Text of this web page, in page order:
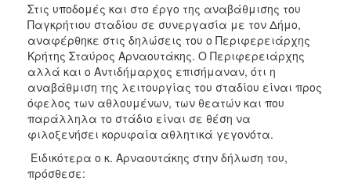
Στις υποδομές και στο έργο της αναβάθμισης του
Παγκρήτιου σταδίου σε συνεργασία με τον Δήμο,
αναφέρθηκε στις δηλώσεις του ο Περιφερειάρχης
Κρήτης Σταύρος Αρναουτάκης. Ο Περιφερειάρχης
αλλά και ο Αντιδήμαρχος επισήμαναν, ότι η
αναβάθμιση της λειτουργίας του σταδίου είναι προς
όφελος των αθλουμένων, των θεατών και που
παράλληλα το στάδιο είναι σε θέση να
φιλοξενήσει κορυφαία αθλητικά γεγονότα.
Ειδικότερα ο κ. Αρναουτάκης στην δήλωση του,
πρόσθεσε: